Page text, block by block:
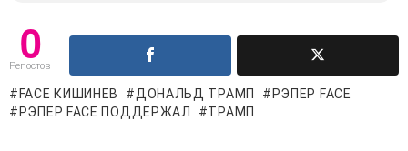
0
Репостов
FACE КИШИНЕВ ДОНАЛЬД ТРАМП
РЭПЕР FACE
РЭПЕР FACE ПОДДЕРЖАЛ
ТРАМП